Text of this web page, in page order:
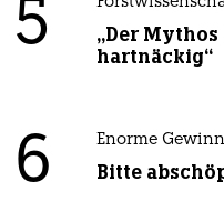
5
„Der
hartnäckig“
6 Enorme
Bitte